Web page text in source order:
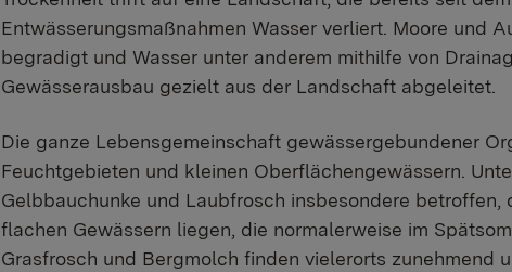
Entwässerungsmaßnahmen Wasser verliert. Moore und
begradigt und Wasser unter anderem mithilfe von
Gewässerausbau gezielt aus der Landschaft abgeleitet.
Die ganze Lebensgemeinschaft gewässergebundener
Feuchtgebieten und kleinen Oberflächengewässern.
Gelbbauchunke und Laubfrosch insbesondere
flachen Gewässern liegen, die normalerweise im
Grasfrosch und Bergmolch finden vielerorts zunehmend